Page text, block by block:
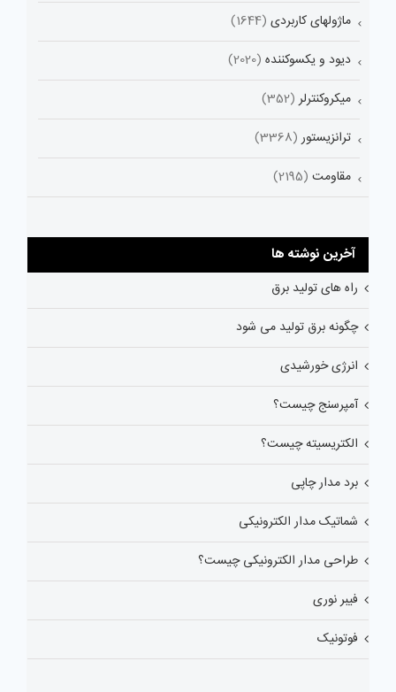
ماژولهای کاربردی (1644)
دیود و یکسوکننده (2020)
میکروکنترلر (352)
ترانزیستور (3368)
مقاومت (2195)
آخرین نوشته ها
راه های تولید برق
چگونه برق تولید می شود
انرژی خورشیدی
آمپرسنج چیست؟
الکتریسیته چیست؟
برد مدار چاپی
شماتیک مدار الکترونیکی
طراحی مدار الکترونیکی چیست؟
فیبر نوری
فوتونیک